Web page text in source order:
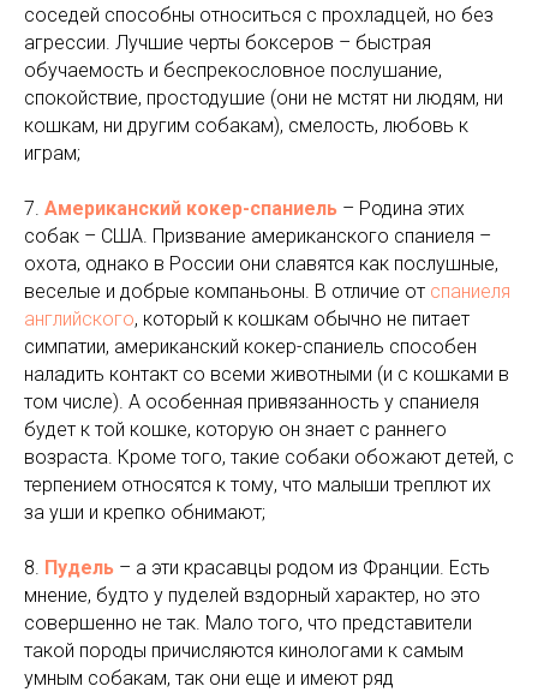
соседей способны относиться с прохладцей, но без
агрессии. Лучшие черты боксеров – быстрая
обучаемость и беспрекословное послушание,
спокойствие, простодушие (они не мстят ни людям, ни
кошкам, ни другим собакам), смелость, любовь к
играм;
7. Американский кокер-спаниель – Родина этих
собак – США. Призвание американского спаниеля –
охота, однако в России они славятся как послушные,
веселые и добрые компаньоны. В отличие от спаниеля
английского, который к кошкам обычно не питает
симпатии, американский кокер-спаниель способен
наладить контакт со всеми животными (и с кошками в
том числе). А особенная привязанность у спаниеля
будет к той кошке, которую он знает с раннего
возраста. Кроме того, такие собаки обожают детей, с
терпением относятся к тому, что малыши треплют их
за уши и крепко обнимают;
8. Пудель – а эти красавцы родом из Франции. Есть
мнение, будто у пуделей вздорный характер, но это
совершенно не так. Мало того, что представители
такой породы причисляются кинологами к самым
умным собакам, так они еще и имеют ряд